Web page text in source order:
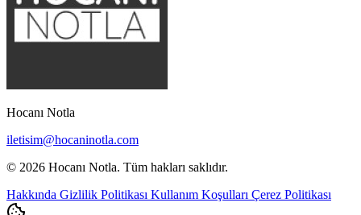
Hocanı Notla
iletisim@hocaninotla.com
© 2026 Hocanı Notla. Tüm hakları saklıdır.
Hakkında Gizlilik Politikası Kullanım Koşulları Çerez Politikası